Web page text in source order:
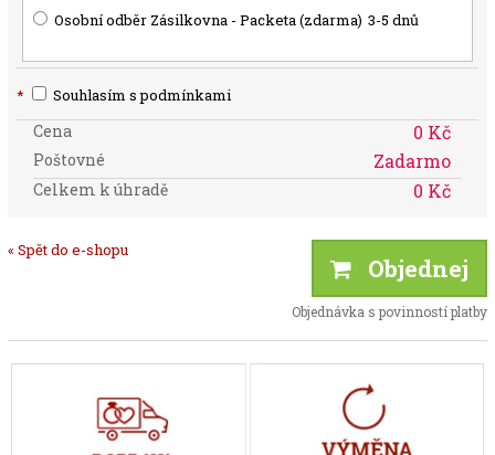
Osobní odběr Zásilkovna - Packeta (zdarma) 3-5 dnů
* Souhlasím s podmínkami
Cena 0 Kč
Poštovné Zadarmo
Celkem k úhradě 0 Kč
« Spět do e-shopu
Objednej
Objednávka s povinností platby